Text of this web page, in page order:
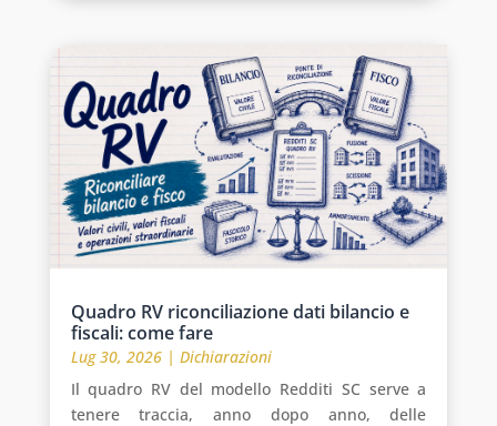
Quadro RV riconciliazione dati bilancio e
fiscali: come fare
Lug 30, 2026| Dichiarazioni
Il quadro RV del modello Redditi SC serve a
tenere traccia, anno dopo anno, delle